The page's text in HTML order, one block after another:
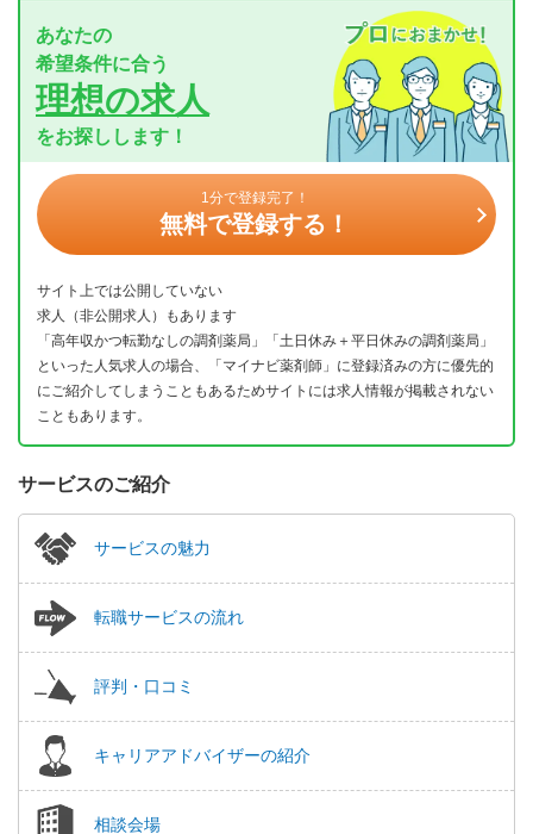
あなたの
希望条件に合う
理想の求人
をお探しします！
1分で登録完了！
無料で登録する！
サイト上では公開していない
求人（非公開求人）もあります
「高年収かつ転勤なしの調剤薬局」「土日休み＋平日休みの調剤薬局」
といった人気求人の場合、「マイナビ薬剤師」に登録済みの方に優先的
にご紹介してしまうこともあるためサイトには求人情報が掲載されない
こともあります。
サービスのご紹介
サービスの魅力
転職サービスの流れ
評判・口コミ
キャリアアドバイザーの紹介
相談会場